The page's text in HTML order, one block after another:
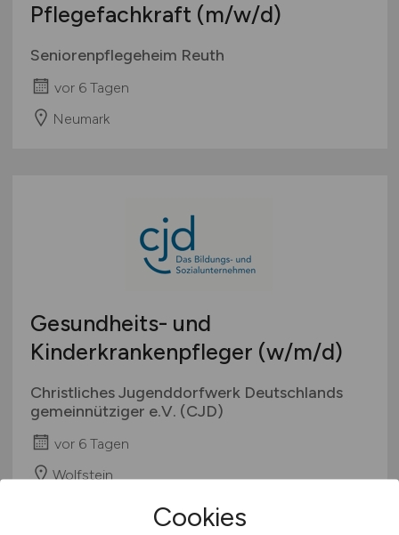
Pflegefachkraft (m/w/d)
Seniorenpflegeheim Reuth
vor 6 Tagen
Neumark
Gesundheits- und
Kinderkrankenpfleger (w/m/d)
Christliches Jugenddorfwerk Deutschlands
gemeinnütziger e.V. (CJD)
vor 6 Tagen
Wolfstein
Cookies